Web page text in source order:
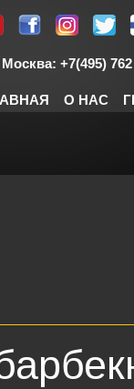
Москва: +7(495) 762
О НАС